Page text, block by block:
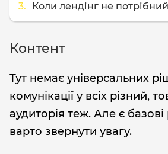
Коли лендінг не
Контент
Тут немає універсальних
комунікації у всіх різний,
аудиторія теж. Але є базові
варто звернути увагу.